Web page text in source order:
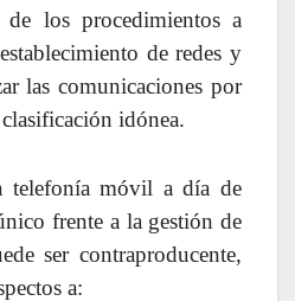
de los procedimientos a
de redes y
las comunicaciones por
idónea.
telefonía móvil a día de
frente a la gestión de
ser contraproducente,
a: